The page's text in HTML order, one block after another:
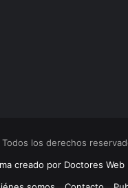
los derechos
creado por Doctores Web